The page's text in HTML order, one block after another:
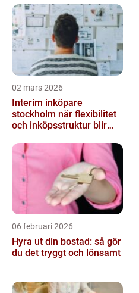
02 mars 2026
Interim inköpare
stockholm när flexibilitet
och inköpsstruktur blir
06 februari 2026
Hyra ut din bostad: så gör
du det tryggt och lönsamt